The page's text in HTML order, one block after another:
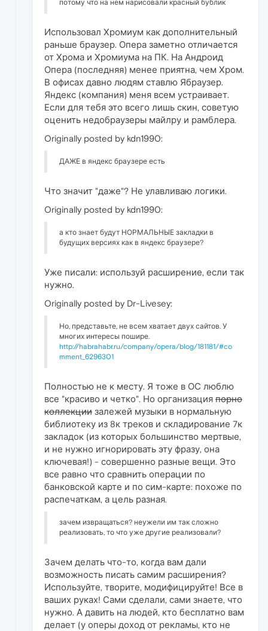
потому что на нем нарисовали красный бублик
Использовал Хромиум как дополнительный
раньше браузер. Опера заметно отличается
от Хрома и Хромиума на ПК. На Андроид
Опера (последняя) менее приятна, чем Хром.
В офисах давно людям ставлю Ябраузер.
Яндекс (компания) меня всем устраивает.
Если для тебя это всего лишь скин, советую
оценить недобраузеры майлру и рамблера.
Originally posted by kdn1990:
ДАЖЕ в яндекс браузере есть
Что значит "даже"? Не улавливаю логики.
Originally posted by kdn1990:
а кто знает будут НОРМАЛЬНЫЕ закладки в
будущих версиях как в яндекс браузере?
Уже писали: используй расширение, если так
нужно.
Originally posted by Dr-Livesey:
Но, представьте, не всем хватает двух сайтов. У
многих интересы пошире.
http://habrahabr.ru/company/opera/blog/181181/#co
mment_6296301
Полностью не к месту. Я тоже в ОС люблю
все "красиво и четко". Но организация порно
коллекции залежей музыки в нормальную
библиотеку из 8к треков и складирование 7к
закладок (из которых большинство мертвые,
и не нужно игнорировать эту фразу, она
ключевая!) - совершенно разные вещи. Это
все равно что сравнить операции по
банковской карте и по сим-карте: похоже по
распечаткам, а цель разная.
зачем извращаться? неужели им так сложно
реализовать, то что уже другие реализовали?
Зачем делать что-то, когда вам дали
возможность писать самим расширения?
Используйте, творите, модифицируйте! Все в
ваших руках! Сами сделали, сами знаете, что
нужно. А давить на людей, кто бесплатно вам
делает (у оперы доход от рекламы, кто не